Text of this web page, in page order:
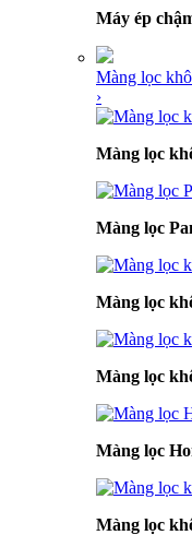
Máy ép
Màng lọc
›
Màng lọc
Màng lọc
Màng lọc
Màng lọc
Màng lọc
Màng lọc